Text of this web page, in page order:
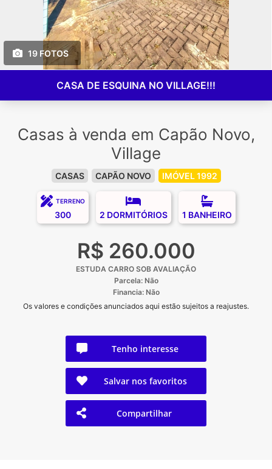
19 FOTOS
CASA DE ESQUINA NO VILLAGE!!!
Casas à venda em Capão Novo,
Village
CASAS CAPÃO NOVO IMÓVEL 1992
TERRENO
300 2 DORMITÓRIOS 1 BANHEIRO
R$ 260.000
ESTUDA CARRO SOB AVALIAÇÃO
Parcela: Não
Financia: Não
Os valores e condições anunciados aqui estão sujeitos a reajustes.
Tenho interesse
Salvar nos favoritos
Compartilhar